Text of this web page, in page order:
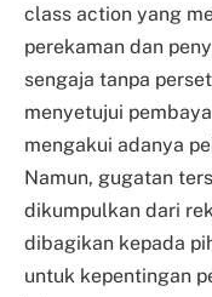
class action yang
perekaman dan
sengaja tanpa
menyetujui
mengakui adanya
Namun, gugatan
dikumpulkan dari
dibagikan kepada
untuk kepentingan